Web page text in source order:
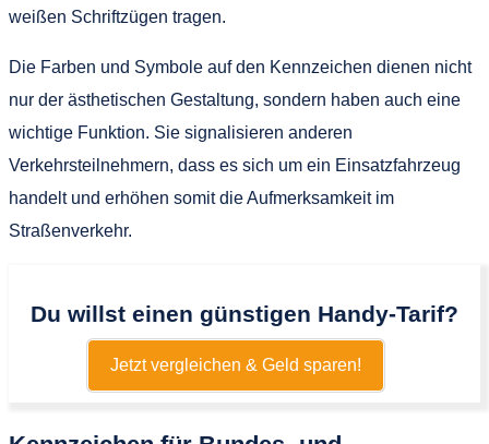
weißen Schriftzügen tragen.
Die Farben und Symbole auf den Kennzeichen dienen nicht
nur der ästhetischen Gestaltung, sondern haben auch eine
wichtige Funktion. Sie signalisieren anderen
Verkehrsteilnehmern, dass es sich um ein Einsatzfahrzeug
handelt und erhöhen somit die Aufmerksamkeit im
Straßenverkehr.
Du willst einen günstigen Handy-Tarif?
Jetzt vergleichen & Geld sparen!